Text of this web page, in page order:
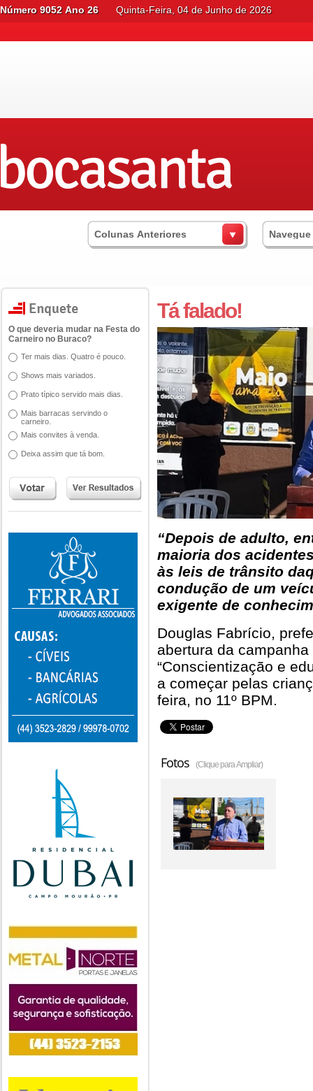
Número 9052 Ano 26 Quinta-Feira, 04 de Junho de 2026
Colunas Anteriores
O que deveria mudar na Festa do
Carneiro no Buraco?
Ter mais dias. Quatro é pouco.
Shows mais variados.
Prato típico servido mais dias.
Mais barracas servindo o
carneiro.
Mais convites à venda.
Deixa assim que tá bom.
Tá falado!
“Depois de adulto,
maioria dos
às leis de trânsito
condução de um
exigente de
Douglas Fabrício,
abertura da
“Conscientização e
a começar pelas
feira, no 11º BPM.
Fotos (Clique para Ampliar)